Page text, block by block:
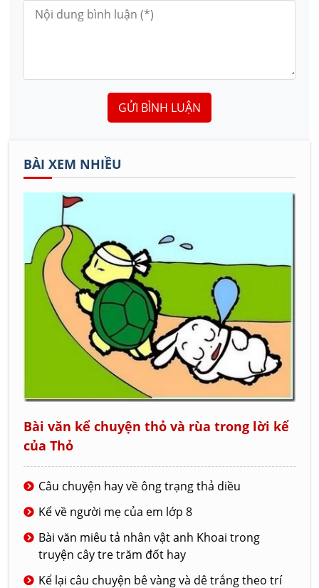
GỬI BÌNH LUẬN
BÀI XEM NHIỀU
Bài văn kể chuyện thỏ và rùa trong lời kể
của Thỏ
Câu chuyện hay về ông trạng thả diều
Kể về người mẹ của em lớp 8
Bài văn miêu tả nhân vật anh Khoai trong
truyện cây tre trăm đốt hay
Kể lại câu chuyện bê vàng và dê trắng theo trí